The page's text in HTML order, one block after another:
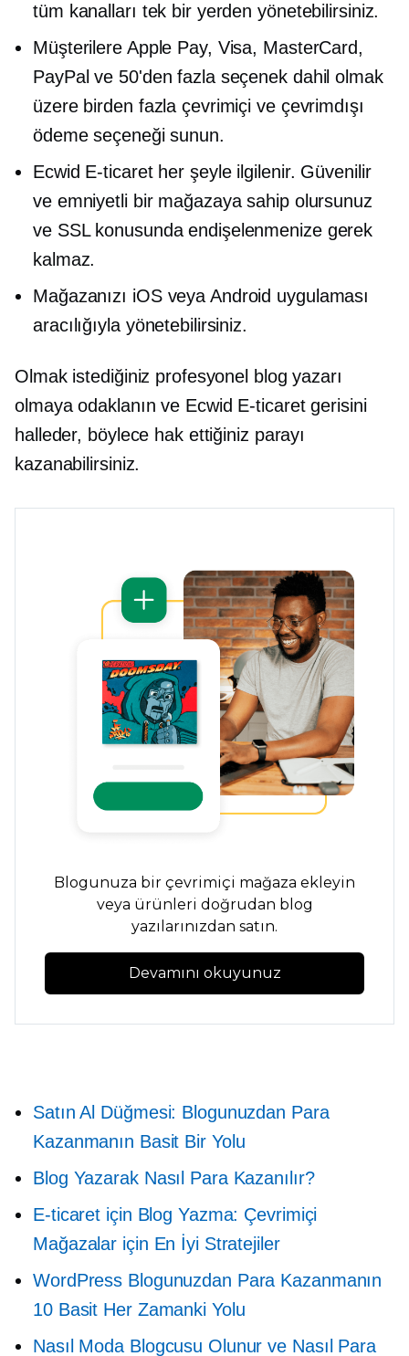
tüm kanalları tek bir yerden yönetebilirsiniz.
Müşterilere Apple Pay, Visa, MasterCard,
PayPal ve 50'den fazla seçenek dahil olmak
üzere birden fazla çevrimiçi ve çevrimdışı
ödeme seçeneği sunun.
Ecwid E-ticarether şeyle ilgilenir. Güvenilir
ve emniyetli bir mağazaya sahip olursunuz
ve SSL konusunda endişelenmenize gerek
kalmaz.
Mağazanızı iOS veya Android uygulaması
aracılığıyla yönetebilirsiniz.
Olmak istediğiniz profesyonel blog yazarı
olmaya odaklanın ve Ecwid E-ticaretgerisini
halleder, böylece hak ettiğiniz parayı
kazanabilirsiniz.
Blogunuza bir çevrimiçi mağaza ekleyin
veya ürünleri doğrudan blog
yazılarınızdan satın.
Devamını okuyunuz
Satın Al Düğmesi: Blogunuzdan Para
Kazanmanın Basit Bir Yolu
Blog Yazarak Nasıl Para Kazanılır?
E-ticaret için Blog Yazma: Çevrimiçi
Mağazalar için En İyi Stratejiler
WordPress Blogunuzdan Para Kazanmanın
10 Basit Her Zamanki Yolu
Nasıl Moda Blogcusu Olunur ve Nasıl Para